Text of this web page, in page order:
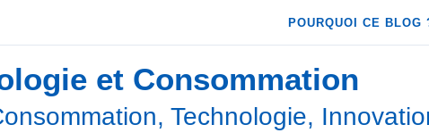
POURQUOI CE BLOG
et Consommation
Technologie,